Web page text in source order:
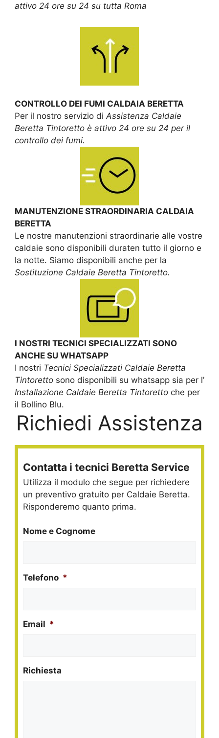
attivo 24 ore su 24 su tutta Roma
CONTROLLO DEI FUMI CALDAIA BERETTA
Per il nostro servizio di Assistenza Caldaie
Beretta Tintoretto è attivo 24 ore su 24 per il
controllo dei fumi.
MANUTENZIONE STRAORDINARIA CALDAIA
BERETTA
Le nostre manutenzioni straordinarie alle vostre
caldaie sono disponibili duraten tutto il giorno e
la notte. Siamo disponibili anche per la
Sostituzione Caldaie Beretta Tintoretto.
I NOSTRI TECNICI SPECIALIZZATI SONO
ANCHE SU WHATSAPP
I nostri Tecnici Specializzati Caldaie Beretta
Tintoretto sono disponibili su whatsapp sia per l’
Installazione Caldaie Beretta Tintoretto che per
il Bollino Blu.
Richiedi Assistenza
Contatta i tecnici Beretta Service
Utilizza il modulo che segue per richiedere
un preventivo gratuito per Caldaie Beretta.
Risponderemo quanto prima.
Nome e Cognome
Telefono *
Email *
Richiesta